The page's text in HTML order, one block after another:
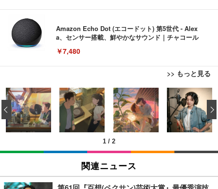
Amazon Echo Dot (エコードット) 第5世代 - Alex
a、センサー搭載、鮮やかなサウンド｜チャコール
￥7,480
>> もっと見る
[EdoErgo] オフィスチェア 椅子 テレワーク 疲れな
い 跳ね上げ式アームレスト コンパクト 約105度ロッ
キング pc 事務椅子 360度回転 座面昇降 強化ナイロ
ン樹脂ベース 通気性メッシュ 在宅ワーク H-WY01
(黒網+黒枠+黒足)
￥5,699
SIHOO B100 オフィスチェア／デスクチェア メッシ
ュチェア 人間工学 疲れない ブラック
￥27,999
EIZO ビジネス向けプレミアムモニター | FlexScan
EV3240X-WT | 31.5型4K UHD・USB Type-C・ホワ
イト
￥105,595
EIZO ビジネス向けプレミアムモニター | FlexScan
Amazonベーシック ペットシーツ 薄型 レギュラー 1
回使い捨て 無香料 ホワイト 300枚
￥3,373
Amazonベーシック ペットシーツ 厚型 ワイド 42枚
x2袋(84枚) ホワイト(吸収面:ライトブルー)
￥3,234
1 / 2
‹
関連ニュース